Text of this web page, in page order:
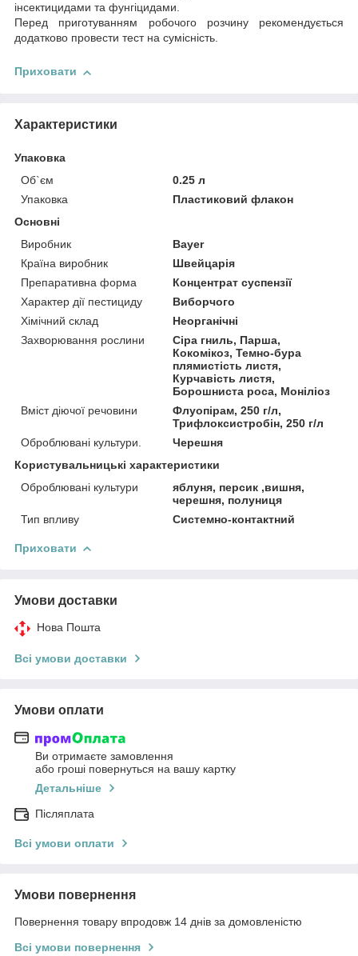
інсектицидами та фунгіцидами.
Перед приготуванням робочого розчину рекомендується
додатково провести тест на сумісність.
Приховати
Характеристики
Упаковка
Об`єм
0.25 л
Упаковка
Пластиковий флакон
Основні
Виробник
Bayer
Країна виробник
Швейцарія
Препаративна форма
Концентрат суспензії
Характер дії пестициду
Виборчого
Хімічний склад
Неорганічні
Захворювання рослини
Сіра гниль, Парша,
Кокомікоз, Темно-бура
плямистість листя,
Курчавість листя,
Борошниста роса, Моніліоз
Вміст діючої речовини
Флуопірам, 250 г/л,
Трифлоксистробін, 250 г/л
Оброблювані культури.
Черешня
Користувальницькі характеристики
Оброблювані культури
яблуня, персик ,вишня,
черешня, полуниця
Тип впливу
Системно-контактний
Приховати
Умови доставки
Нова Пошта
Всі умови доставки
Умови оплати
Ви отримаєте замовлення
або гроші повернуться на вашу картку
Детальніше
Післяплата
Всі умови оплати
Умови повернення
Повернення товару впродовж 14 днів за домовленістю
Всі умови повернення